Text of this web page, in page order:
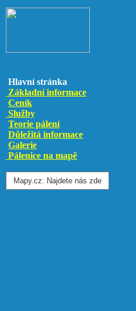
Hlavní stránka
Základní informace
Ceník
Služby
Teorie pálení
Důležitá informace
Galerie
Pálenice na mapě
Mapy.cz: Najdete nás zde